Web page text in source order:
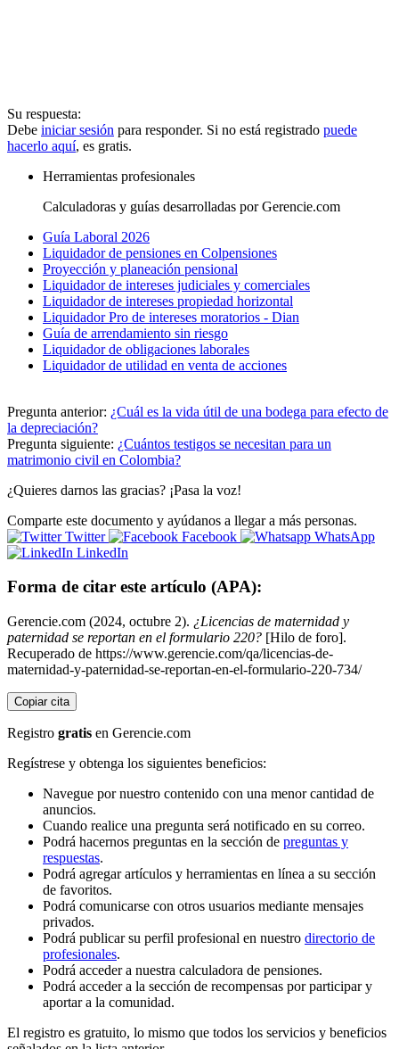
Su respuesta:
Debe iniciar sesión para responder. Si no está registrado puede
hacerlo aquí, es gratis.
Herramientas profesionales
Calculadoras y guías desarrolladas por Gerencie.com
Guía Laboral 2026
Liquidador de pensiones en Colpensiones
Proyección y planeación pensional
Liquidador de intereses judiciales y comerciales
Liquidador de intereses propiedad horizontal
Liquidador Pro de intereses moratorios - Dian
Guía de arrendamiento sin riesgo
Liquidador de obligaciones laborales
Liquidador de utilidad en venta de acciones
Pregunta anterior: ¿Cuál es la vida útil de una bodega para efecto de
la depreciación?
Pregunta siguiente: ¿Cuántos testigos se necesitan para un
matrimonio civil en Colombia?
¿Quieres darnos las gracias? ¡Pasa la voz!
Comparte este documento y ayúdanos a llegar a más personas.
Twitter
Facebook
WhatsApp
LinkedIn
Forma de citar este artículo (APA):
Gerencie.com (2024, octubre 2). ¿Licencias de maternidad y
paternidad se reportan en el formulario 220? [Hilo de foro].
Recuperado de https://www.gerencie.com/qa/licencias-de-
maternidad-y-paternidad-se-reportan-en-el-formulario-220-734/
Copiar cita
Registro gratis en Gerencie.com
Regístrese y obtenga los siguientes beneficios:
Navegue por nuestro contenido con una menor cantidad de
anuncios.
Cuando realice una pregunta será notificado en su correo.
Podrá hacernos preguntas en la sección de preguntas y
respuestas.
Podrá agregar artículos y herramientas en línea a su sección
de favoritos.
Podrá comunicarse con otros usuarios mediante mensajes
privados.
Podrá publicar su perfil profesional en nuestro directorio de
profesionales.
Podrá acceder a nuestra calculadora de pensiones.
Podrá acceder a la sección de recompensas por participar y
aportar a la comunidad.
El registro es gratuito, lo mismo que todos los servicios y beneficios